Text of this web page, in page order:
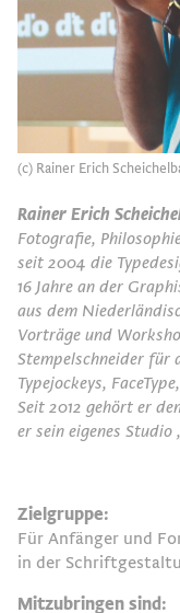
(c) Rainer Erich
Rainer Erich
Fotografie,
seit 2004 die
16 Jahre an der
aus dem
Vorträge und
Stempelschneider für
Typejockeys,
Seit 2012 gehört er
er sein eigenes
Zielgruppe:
Für Anfänger und
in der
Mitzubringen sind: